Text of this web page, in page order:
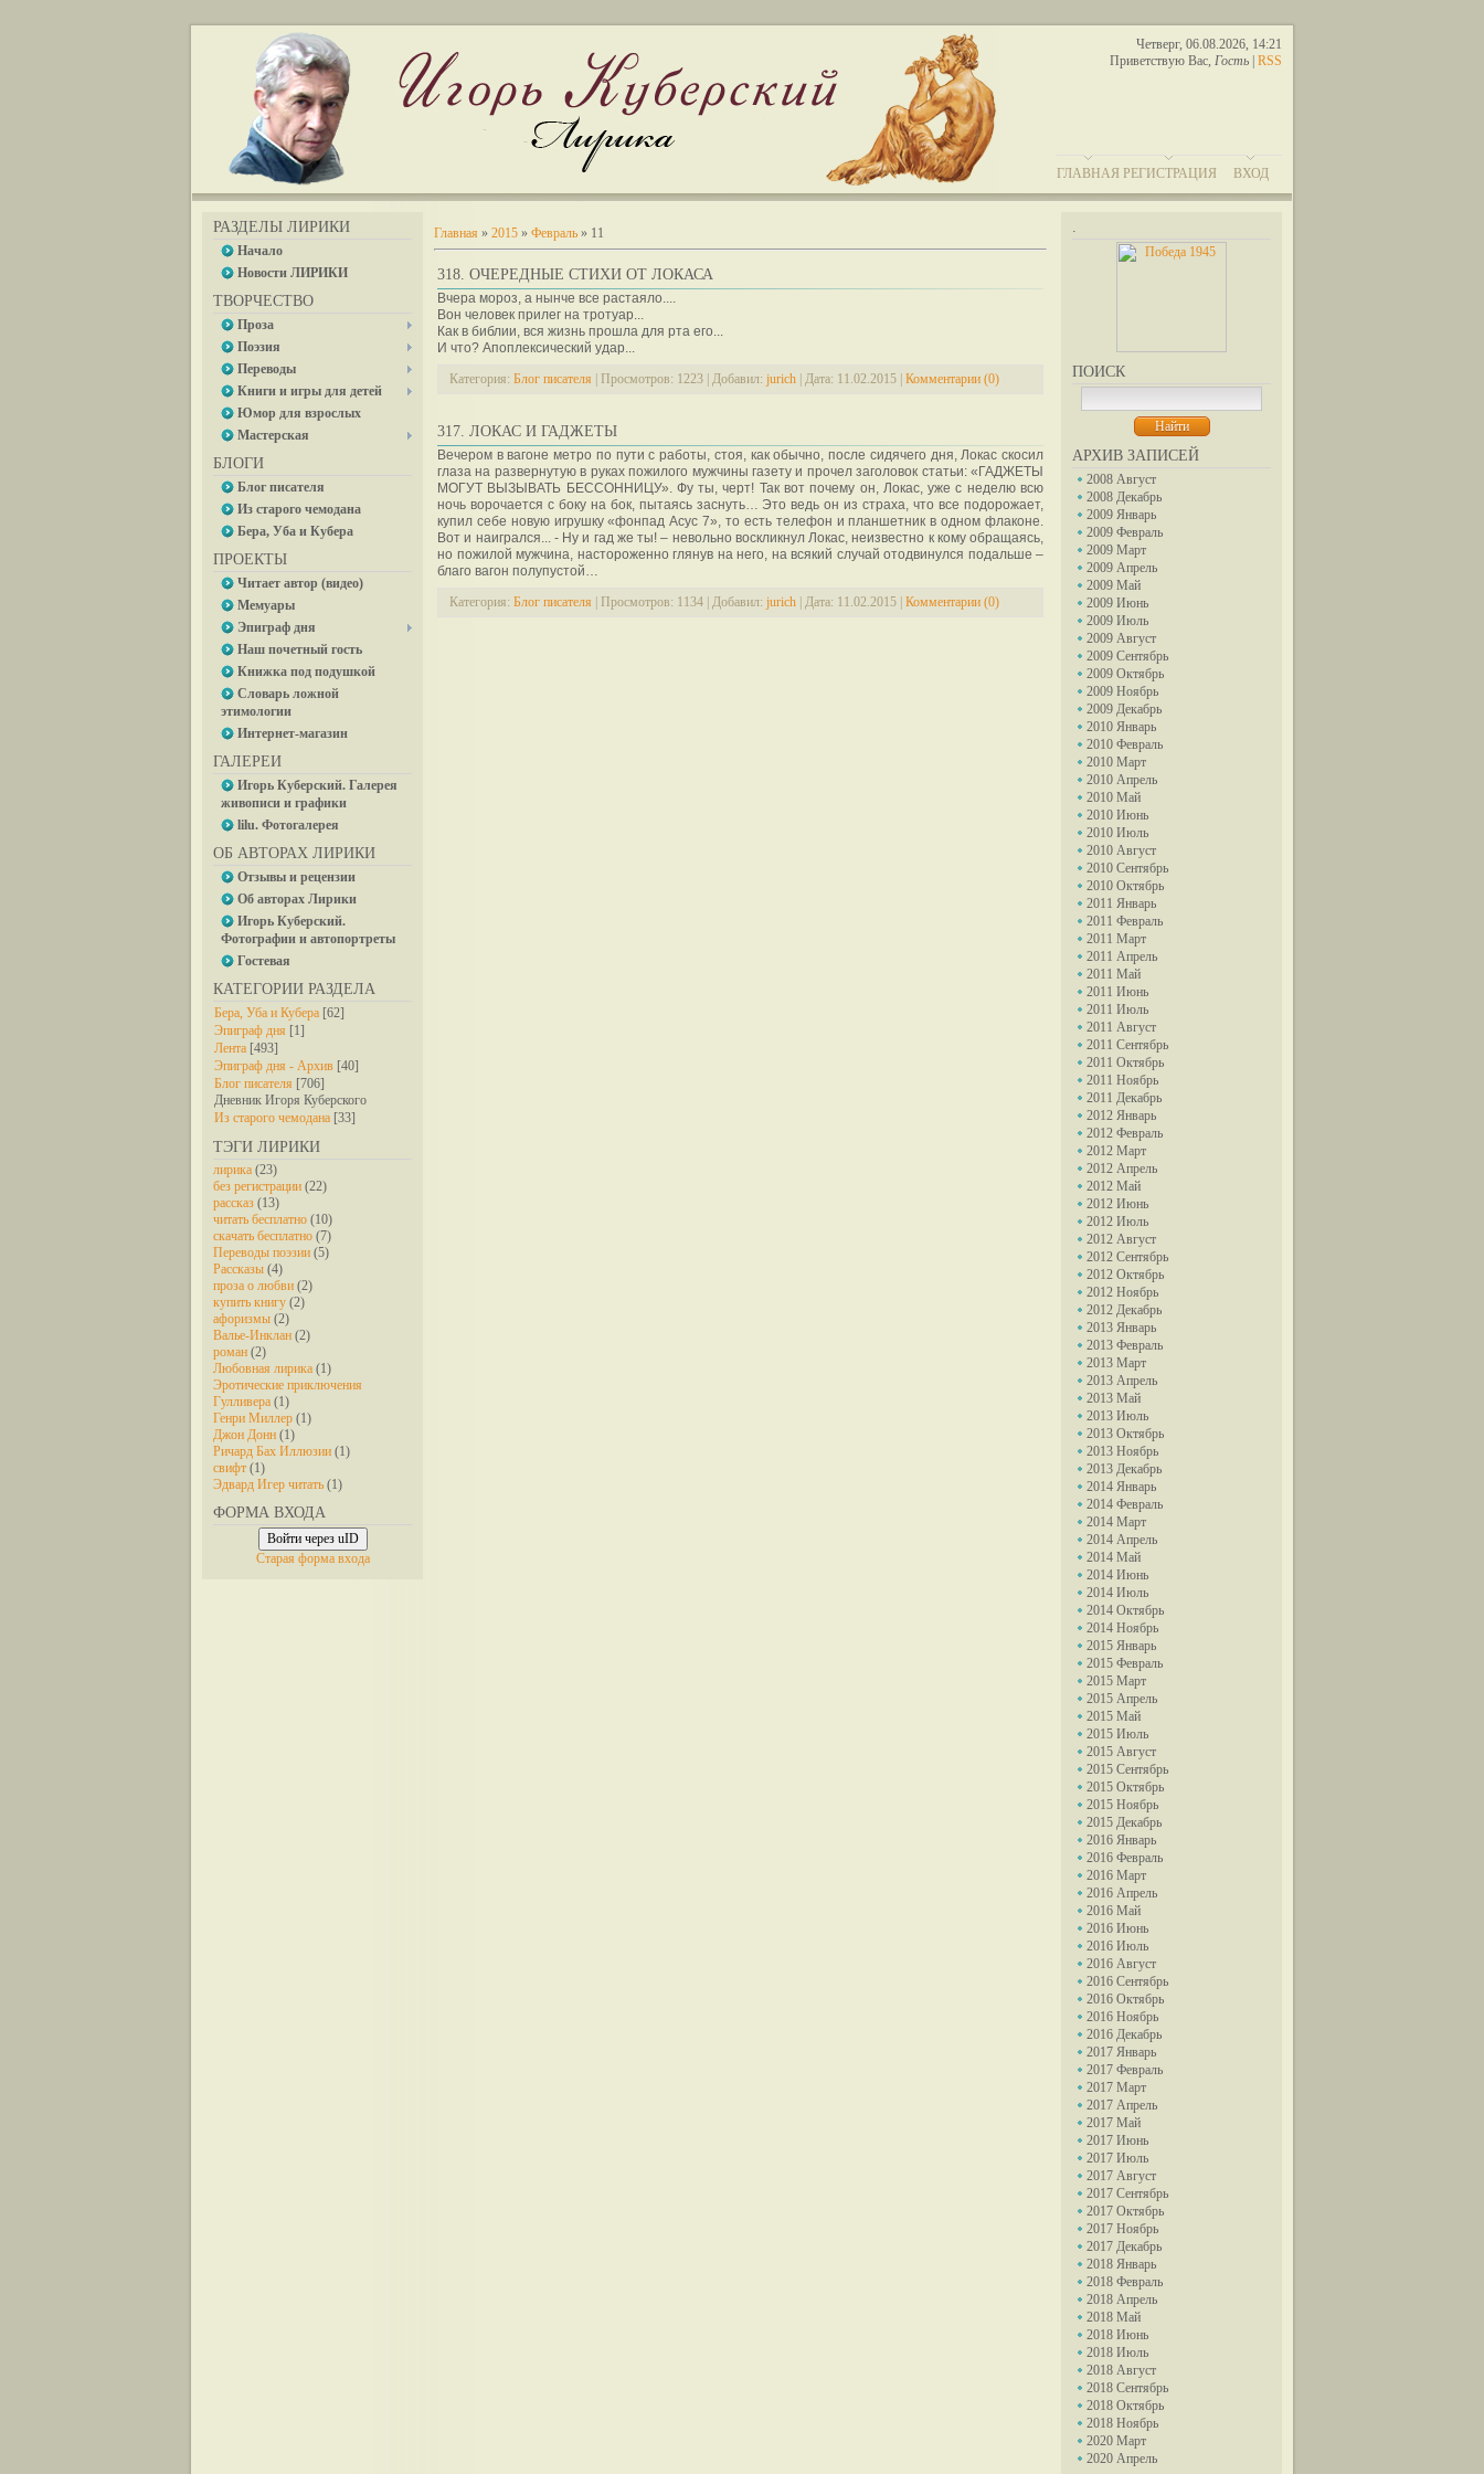
Четверг, 06.08.2026, 14:21
Приветствую Вас, Гость RSS
ГЛАВНАЯ РЕГИСТРАЦИЯ ВХОД
РАЗДЕЛЫ ЛИРИКИ
Начало
Новости ЛИРИКИ
ТВОРЧЕСТВО
Проза
Поэзия
Переводы
Книги и игры для детей
Юмор для взрослых
Мастерская
БЛОГИ
Блог писателя
Из старого чемодана
Бера, Уба и Кубера
ПРОЕКТЫ
Читает автор (видео)
Мемуары
Эпиграф дня
Наш почетный гость
Книжка под подушкой
Словарь ложной
этимологии
Интернет-магазин
ГАЛЕРЕИ
Игорь Куберский. Галерея
живописи и графики
lilu. Фотогалерея
ОБ АВТОРАХ ЛИРИКИ
Отзывы и рецензии
Об авторах Лирики
Игорь Куберский.
Фотографии и автопортреты
Гостевая
КАТЕГОРИИ РАЗДЕЛА
Бера, Уба и Кубера [62]
Эпиграф дня [1]
Лента [493]
Эпиграф дня - Архив [40]
Блог писателя [706]
Дневник Игоря Куберского
Из старого чемодана [33]
ТЭГИ ЛИРИКИ
лирика (23)
без регистрации (22)
рассказ (13)
читать бесплатно (10)
скачать бесплатно (7)
Переводы поэзии (5)
Рассказы (4)
проза о любви (2)
купить книгу (2)
афоризмы (2)
Валье-Инклан (2)
роман (2)
Любовная лирика (1)
Эротические приключения
Гулливера (1)
Генри Миллер (1)
Джон Донн (1)
Ричард Бах Иллюзии (1)
свифт (1)
Эдвард Игер читать (1)
ФОРМА ВХОДА
Войти через uID
Старая форма входа
.
ПОИСК
АРХИВ ЗАПИСЕЙ
2008 Август
2008 Декабрь
2009 Январь
2009 Февраль
2009 Март
2009 Апрель
2009 Май
2009 Июнь
2009 Июль
2009 Август
2009 Сентябрь
2009 Октябрь
2009 Ноябрь
2009 Декабрь
2010 Январь
2010 Февраль
2010 Март
2010 Апрель
2010 Май
2010 Июнь
2010 Июль
2010 Август
2010 Сентябрь
2010 Октябрь
2011 Январь
2011 Февраль
2011 Март
2011 Апрель
2011 Май
2011 Июнь
2011 Июль
2011 Август
2011 Сентябрь
2011 Октябрь
2011 Ноябрь
2011 Декабрь
2012 Январь
2012 Февраль
2012 Март
2012 Апрель
2012 Май
2012 Июнь
2012 Июль
2012 Август
2012 Сентябрь
2012 Октябрь
2012 Ноябрь
2012 Декабрь
2013 Январь
2013 Февраль
2013 Март
2013 Апрель
2013 Май
2013 Июль
2013 Октябрь
2013 Ноябрь
2013 Декабрь
2014 Январь
2014 Февраль
2014 Март
2014 Апрель
2014 Май
2014 Июнь
2014 Июль
2014 Октябрь
2014 Ноябрь
2015 Январь
2015 Февраль
2015 Март
2015 Апрель
2015 Май
2015 Июль
2015 Август
2015 Сентябрь
2015 Октябрь
2015 Ноябрь
2015 Декабрь
2016 Январь
2016 Февраль
2016 Март
2016 Апрель
2016 Май
2016 Июнь
2016 Июль
2016 Август
2016 Сентябрь
2016 Октябрь
2016 Ноябрь
2016 Декабрь
2017 Январь
2017 Февраль
2017 Март
2017 Апрель
2017 Май
2017 Июнь
2017 Июль
2017 Август
2017 Сентябрь
2017 Октябрь
2017 Ноябрь
2017 Декабрь
2018 Январь
2018 Февраль
2018 Апрель
2018 Май
2018 Июнь
2018 Июль
2018 Август
2018 Сентябрь
2018 Октябрь
2018 Ноябрь
2020 Март
2020 Апрель
Главная » 2015 » Февраль » 11
318. ОЧЕРЕДНЫЕ СТИХИ ОТ ЛОКАСА
Вчера мороз, а нынче все растаяло....
Вон человек прилег на тротуар...
Как в библии, вся жизнь прошла для рта его...
И что? Апоплексический удар...
Категория: Блог писателя Просмотров: 1223 Добавил: jurich Дата: 11.02.2015 Комментарии (0)
317. ЛОКАС И ГАДЖЕТЫ
Вечером в вагоне метро по пути с работы, стоя, как обычно, после сидячего дня, Локас скосил
глаза на развернутую в руках пожилого мужчины газету и прочел заголовок статьи: «ГАДЖЕТЫ
МОГУТ ВЫЗЫВАТЬ БЕССОННИЦУ». Фу ты, черт! Так вот почему он, Локас, уже с неделю всю
ночь ворочается с боку на бок, пытаясь заснуть… Это ведь он из страха, что все подорожает,
купил себе новую игрушку «фонпад Асус 7», то есть телефон и планшетник в одном флаконе.
Вот и наигрался... - Ну и гад же ты! – невольно воскликнул Локас, неизвестно к кому обращаясь,
но пожилой мужчина, настороженно глянув на него, на всякий случай отодвинулся подальше –
благо вагон полупустой…
Категория: Блог писателя Просмотров: 1134 Добавил: jurich Дата: 11.02.2015 Комментарии (0)